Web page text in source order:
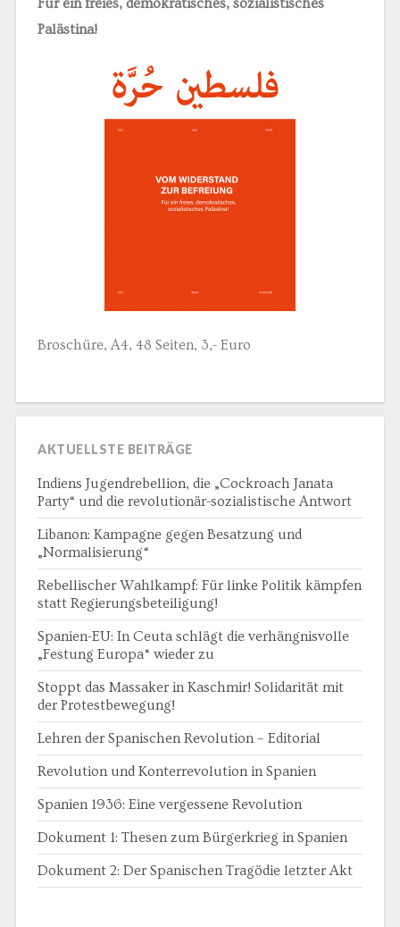
Für ein freies, demokratisches, sozialistisches
Palästina!
Broschüre, A4, 48 Seiten, 3,- Euro
AKTUELLSTE BEITRÄGE
Indiens Jugendrebellion, die „Cockroach Janata
Party“ und die revolutionär-sozialistische Antwort
Libanon: Kampagne gegen Besatzung und
„Normalisierung“
Rebellischer Wahlkampf: Für linke Politik kämpfen
statt Regierungsbeteiligung!
Spanien-EU: In Ceuta schlägt die verhängnisvolle
„Festung Europa“ wieder zu
Stoppt das Massaker in Kaschmir! Solidarität mit
der Protestbewegung!
Lehren der Spanischen Revolution – Editorial
Revolution und Konterrevolution in Spanien
Spanien 1936: Eine vergessene Revolution
Dokument 1: Thesen zum Bürgerkrieg in Spanien
Dokument 2: Der Spanischen Tragödie letzter Akt